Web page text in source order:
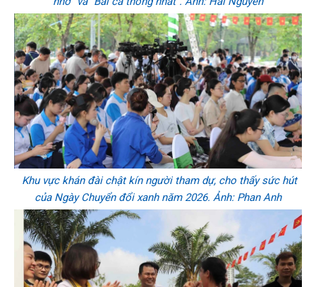
Khu vực khán đài chật kín người tham dự, cho thấy sức hút
của Ngày Chuyển đổi xanh năm 2026. Ảnh: Phan Anh